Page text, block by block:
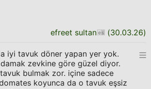
efreet sultan (30.03.26)
iyi tavuk döner yapan yer yok.
zevkine göre güzel diyor.
bulmak zor. içine sadece
koyunca da o tavuk eşsiz